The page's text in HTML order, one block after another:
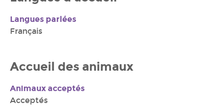
Langues parlées
Français
Accueil des animaux
Animaux acceptés
Acceptés